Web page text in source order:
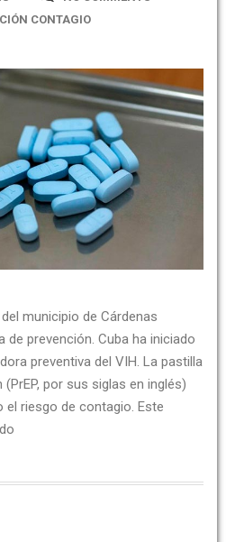
CONTAGIO
municipio de Cárdenas
prevención. Cuba ha iniciado
preventiva del VIH. La pastilla
por sus siglas en inglés)
el riesgo de contagio. Este